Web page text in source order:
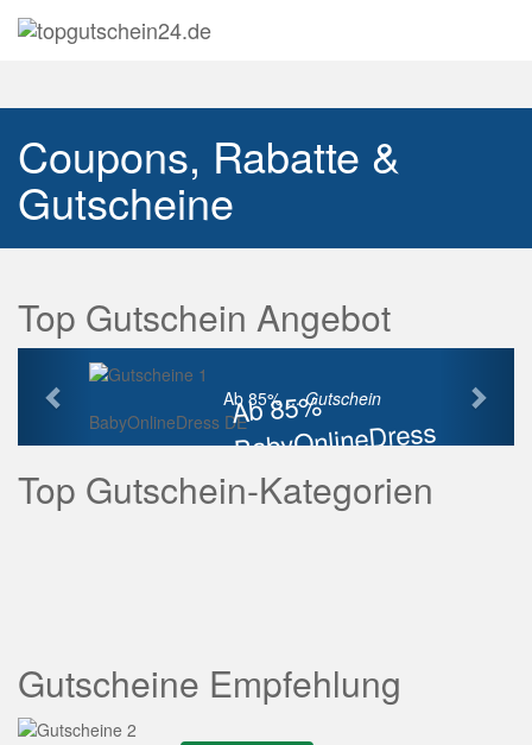
Coupons, Rabatte &
Gutscheine
Top Gutschein Angebot
Ab 85%
BabyOnlineDress
Rabatt
Ab 85% ...Gutschein
BabyOnlineDress DE
Vorherige
Top Gutschein-Kategorien
Gutscheine Empfehlung